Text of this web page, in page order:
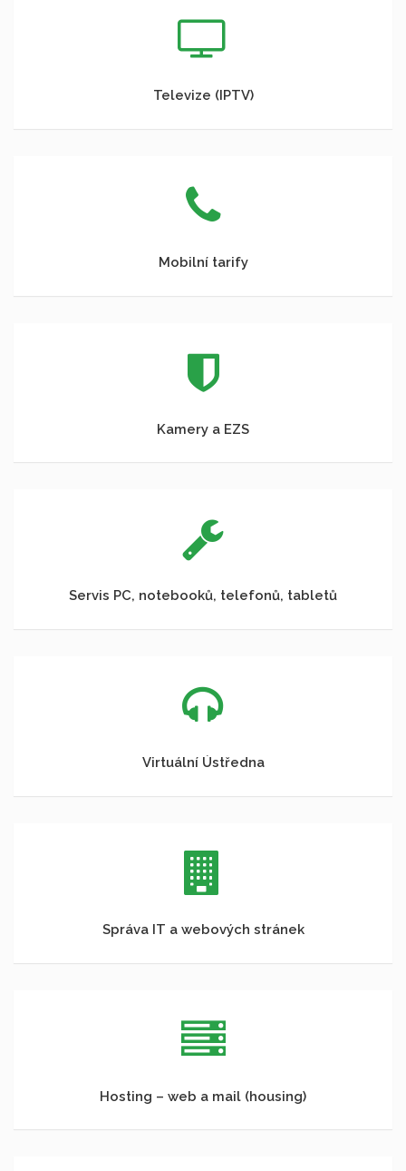
Televize (IPTV)
Mobilní tarify
Kamery a EZS
Servis PC, notebooků, telefonů, tabletů
Virtuální Ústředna
Správa IT a webových stránek
Hosting – web a mail (housing)